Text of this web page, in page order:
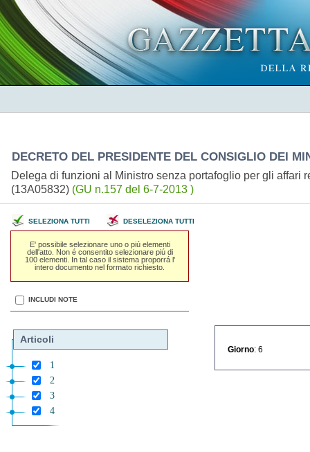
DECRETO DEL PRESIDENTE DEL CONSIGLIO DEI
Delega di funzioni al Ministro senza portafoglio per gli affari
(13A05832) (GU n.157 del 6-7-2013 )
SELEZIONA TUTTI DESELEZIONA TUTTI
E' possibile selezionare uno o piú elementi
dell'atto. Non é consentito selezionare piú di
100 elementi. In tal caso il sistema proporrá l'
intero documento nel formato richiesto.
INCLUDI NOTE
Articoli
1
2
3
4
Giorno : 6